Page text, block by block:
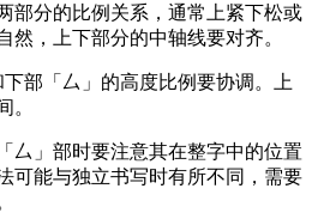
部分的比例关系，通常上紧下松或
然，上下部分的中轴线要对齐。
部「厶」的高度比例要协调。上
。
厶」部时要注意其在整字中的位置
可能与独立书写时有所不同，需要